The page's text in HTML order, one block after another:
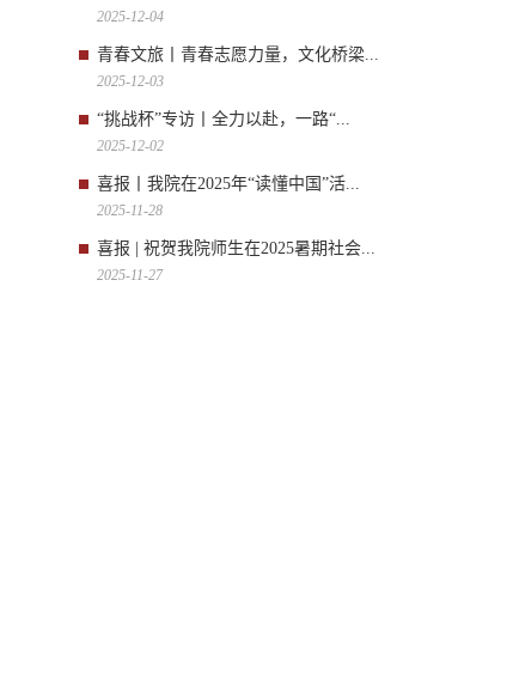
2025-12-04
青春文旅丨青春志愿力量，文化桥梁...
2025-12-03
“挑战杯”专访丨全力以赴，一路“...
2025-12-02
喜报丨我院在2025年“读懂中国”活...
2025-11-28
喜报 | 祝贺我院师生在2025暑期社会...
2025-11-27